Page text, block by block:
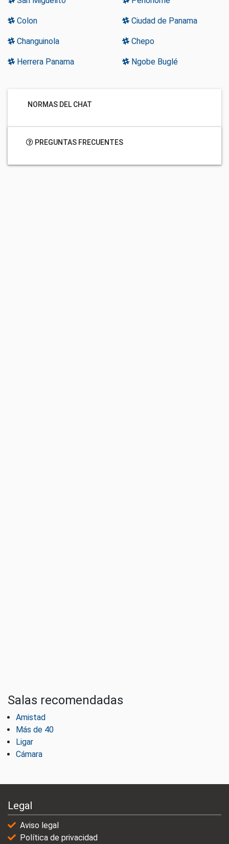
Colon Ciudad de Panama
Changuinola Chepo
Herrera Panama Ngobe Buglé
NORMAS DEL CHAT
PREGUNTAS FRECUENTES
Salas recomendadas
Amistad
Más de 40
Ligar
Cámara
Legal
Aviso legal
Política de privacidad